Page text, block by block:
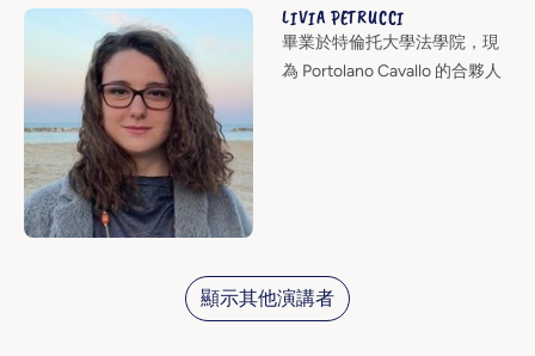
LIVIA PETRUCCI
畢業於特倫托大學法學院，現
為 Portolano Cavallo 的合夥人
顯示其他演講者